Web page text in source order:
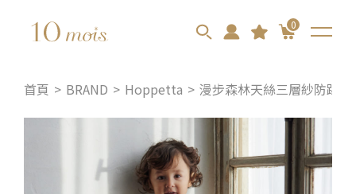
0
首頁 BRAND Hoppetta 漫步森林天絲三層紗防踢背